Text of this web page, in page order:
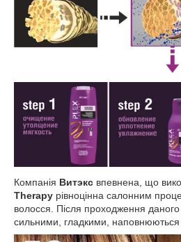
Компанія Витэкс впевнена, що
Therapy рівноцінна салонним
волосся. Після проходження
сильними, гладкими, наповнюються